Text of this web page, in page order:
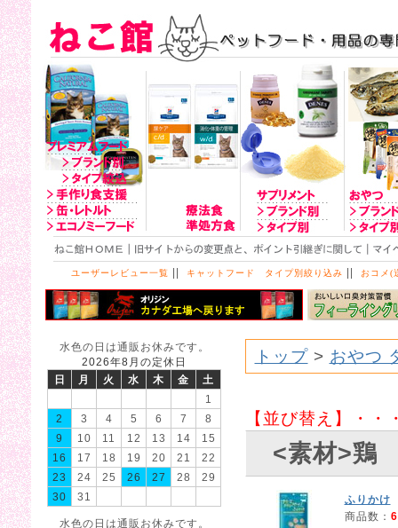
ユーザーレビュー一覧 || キャットフード タイプ別絞り込み || おコメ(
水色の日は通販お休みです。
2026年8月の定休日
日
月 火 水 木 金
土
1
2
3 4 5 6 7
8
9
10 11 12 13 14
15
16
17 18 19 20 21
22
23
24 25 26 27 28
29
30
31
水色の日は通販お休みです。
トップ> おやつ
【並び替え】・・
<素材>鶏
ふりかけ
商品数： 6